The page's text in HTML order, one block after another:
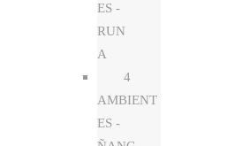
ES -
RUN
A
4
AMBIENT
ES -